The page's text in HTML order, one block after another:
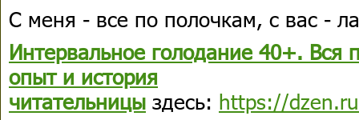
С меня - все по полочкам, с вас -
Интервальное голодание 40+. Вся
опыт и история
читательницы здесь: https://